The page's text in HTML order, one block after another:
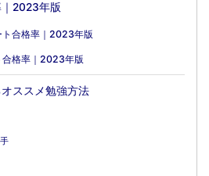
2023年版
ト合格率｜2023年版
合格率｜2023年版
ススメ勉強方法